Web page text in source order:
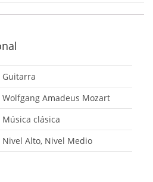
Guitarra
Wolfgang Amadeus Mozart
Música clásica
Nivel Alto, Nivel Medio